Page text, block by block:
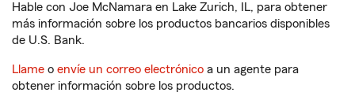
Hable con Joe McNamara en Lake Zurich, IL, para obtener
más información sobre los productos bancarios disponibles
de U.S. Bank.
Llame o envíe un correo electrónico a un agente para
obtener información sobre los productos.